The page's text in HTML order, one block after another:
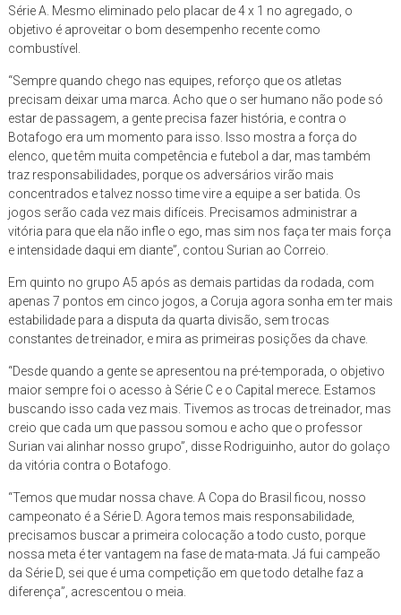
Série A. Mesmo eliminado pelo placar de 4 x 1 no agregado, o
objetivo é aproveitar o bom desempenho recente como
combustível.
“Sempre quando chego nas equipes, reforço que os atletas
precisam deixar uma marca. Acho que o ser humano não pode só
estar de passagem, a gente precisa fazer história, e contra o
Botafogo era um momento para isso. Isso mostra a força do
elenco, que têm muita competência e futebol a dar, mas também
traz responsabilidades, porque os adversários virão mais
concentrados e talvez nosso time vire a equipe a ser batida. Os
jogos serão cada vez mais difíceis. Precisamos administrar a
vitória para que ela não infle o ego, mas sim nos faça ter mais força
e intensidade daqui em diante”, contou Surian ao Correio.
Em quinto no grupo A5 após as demais partidas da rodada, com
apenas 7 pontos em cinco jogos, a Coruja agora sonha em ter mais
estabilidade para a disputa da quarta divisão, sem trocas
constantes de treinador, e mira as primeiras posições da chave.
“Desde quando a gente se apresentou na pré-temporada, o objetivo
maior sempre foi o acesso à Série C e o Capital merece. Estamos
buscando isso cada vez mais. Tivemos as trocas de treinador, mas
creio que cada um que passou somou e acho que o professor
Surian vai alinhar nosso grupo”, disse Rodriguinho, autor do golaço
da vitória contra o Botafogo.
“Temos que mudar nossa chave. A Copa do Brasil ficou, nosso
campeonato é a Série D. Agora temos mais responsabilidade,
precisamos buscar a primeira colocação a todo custo, porque
nossa meta é ter vantagem na fase de mata-mata. Já fui campeão
da Série D, sei que é uma competição em que todo detalhe faz a
diferença”, acrescentou o meia.